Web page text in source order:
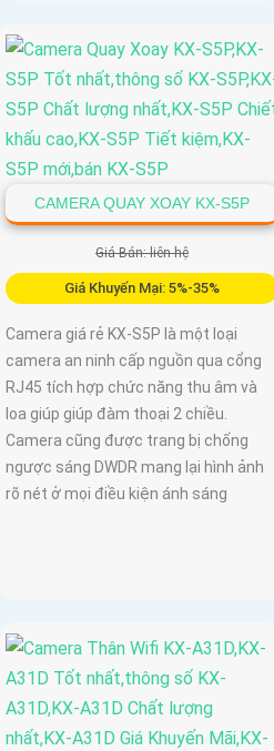
CAMERA QUAY XOAY KX-S5P
Giá Bán: liên hệ
Giá Khuyến Mại: 5%-35%
Camera giá rẻ KX-S5P là một loại
camera an ninh cấp nguồn qua cổng
RJ45 tích hợp chức năng thu âm và
loa giúp giúp đàm thoại 2 chiều.
Camera cũng được trang bị chống
ngược sáng DWDR mang lại hình ảnh
rõ nét ở mọi điều kiện ánh sáng